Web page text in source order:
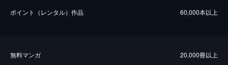
ポイント（レンタル）作品 60,000本以上
無料マンガ 20,000冊以上